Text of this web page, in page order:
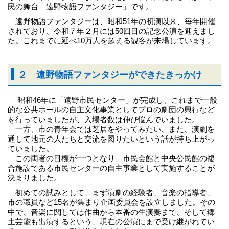
民の舞台 遠野物語ファンタジー」です。
遠野物語ファンタジーは、昭和51年の初演以来、毎年開催
されており、令和７年２月には50回目の記念公演を迎えまし
た。これまでに延べ10万人を超える観客が来場しています。
２ 遠野物語ファンタジーができたきっかけ
昭和46年に「遠野市民センター」が完成し、これまで一般
的な公共ホールの自主文化事業としてプロの劇団の興行など
を行っていましたが、入場者数は伸び悩んでいました。
一方、市の青年会では芝居をやってみたい、また、演劇を
通して地元の人たちと交流を図りたいという話が持ち上がっ
ていました。
この両者の目標が一つとなり、市民会館と中央公民館の複
合施設である市民センターの自主事業として実施することが
決まりました。
初めての試みとして、まず演劇の経験者、音楽の指導者、
市の職員など15名が集まり企画委員会を設立しました。その
中で、音楽に関しては作曲から本番の生演奏まで、そして郷
土芸能も出演するという、現在の公演にまで受け継がれてい